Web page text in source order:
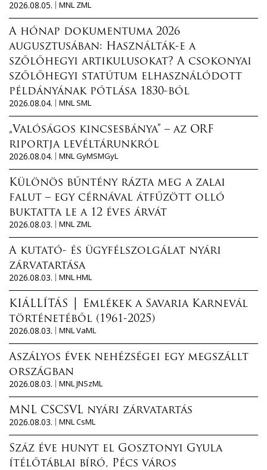
2026.08.05. MNL ZML
A hónap dokumentuma 2026
augusztusában: Használták-e a
szőlőhegyi artikulusokat? A csokonyai
szőlőhegyi statútum elhasználódott
példányának pótlása 1830-ból
2026.08.04.
MNL SML
„Valóságos kincsesbánya” – az ORF
riportja levéltárunkról
2026.08.04.
MNL GyMSMGyL
Különös bűntény rázta meg a zalai
falut – egy cérnával átfűzött olló
buktatta le a 12 éves árvát
2026.08.03.
MNL ZML
A kutató- és ügyfélszolgálat nyári
zárvatartása
2026.08.03.
MNL HML
KIÁLLÍTÁS │ Emlékek a Savaria Karnevál
történetéből (1961-2025)
2026.08.03.
MNL VaML
Aszályos évek nehézségei egy megszállt
országban
2026.08.03.
MNL JNSzML
MNL CSCSVL nyári zárvatartás
2026.08.03.
MNL CsML
Száz éve hunyt el Gosztonyi Gyula
ítélőtáblai bíró, Pécs város